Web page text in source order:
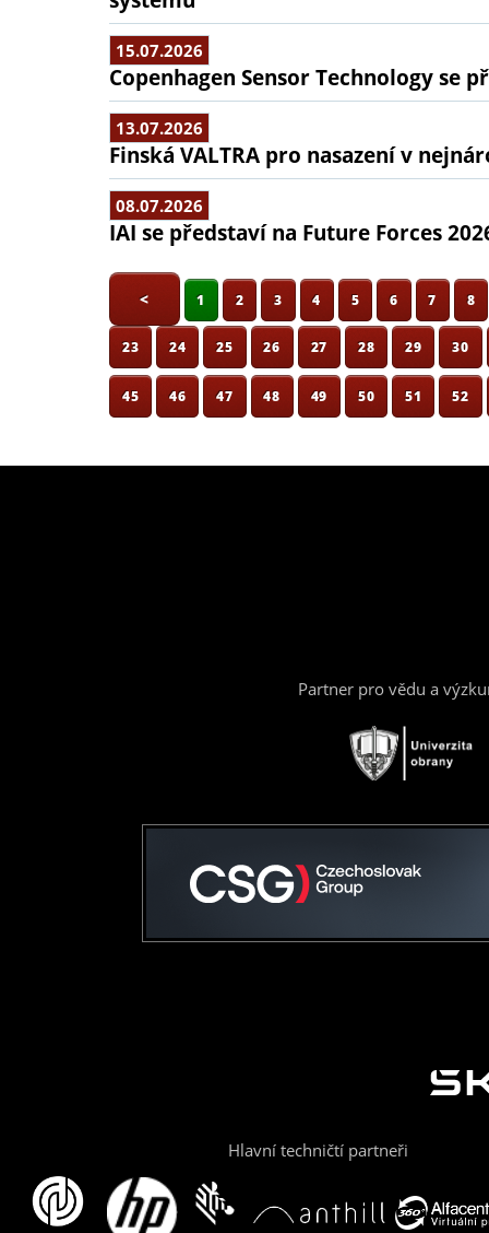
15.07.2026
Copenhagen Sensor Technology se
13.07.2026
Finská VALTRA pro nasazení v
08.07.2026
IAI se představí na Future Forces
< 1 2 3 4 5 6 7 8
23 24 25 26 27 28 29 30
45 46 47 48 49 50 51 52
Partner pro vědu a
Hlavní techničtí partneři